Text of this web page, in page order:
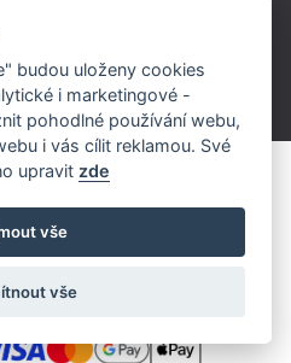
budou uloženy cookies
i marketingové -
pohodlné používání webu,
i vás cílit reklamou. Své
upravit zde
vše
vše
121 000
a 13:00-17:00
a 13:00-16:00
Kopírování, zveřejňování
AutoWerks.cz
vyhrazena